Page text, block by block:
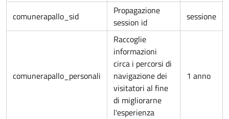
comunerapallo_sid
Propagazione
session id
sessione
comunerapallo_personali
Raccoglie
informazioni
circa i percorsi di
navigazione dei
visitatori al fine
di migliorarne
l'esperienza
1 anno